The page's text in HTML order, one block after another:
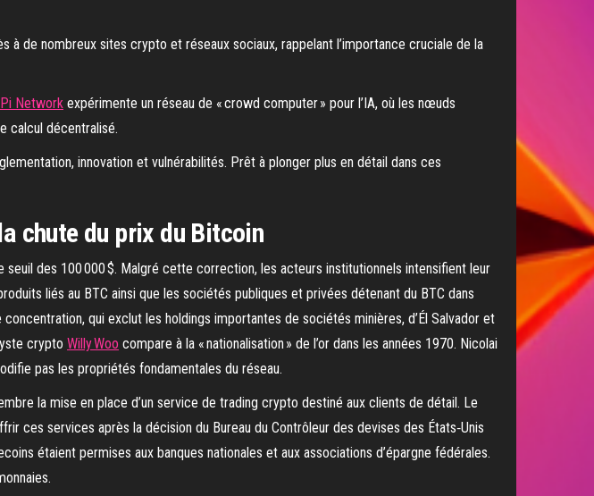
à de nombreux sites crypto et réseaux sociaux, rappelant l’importance cruciale de la
Pi Network expérimente un réseau de « crowd computer » pour l’IA, où les nœuds
calcul décentralisé.
innovation et vulnérabilités. Prêt à plonger plus en détail dans ces
chute du prix du Bitcoin
seuil des 100 000 $. Malgré cette correction, les acteurs institutionnels intensifient leur
liés au BTC ainsi que les sociétés publiques et privées détenant du BTC dans
qui exclut les holdings importantes de sociétés minières, d’Él Salvador et
crypto Willy Woo compare à la « nationalisation » de l’or dans les années 1970. Nicolai
pas les propriétés fondamentales du réseau.
la mise en place d’un service de trading crypto destiné aux clients de détail. Le
ces services après la décision du Bureau du Contrôleur des devises des États‑Unis
étaient permises aux banques nationales et aux associations d’épargne fédérales.